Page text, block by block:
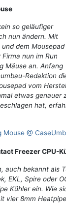
so geläufiger
nun ändern. Mit
dem Mousepad
nun im Run
Mäuse an. Anfang
Redaktion
vom
etwas genauer
hat,
Mouse @
Freezer CPU-
auch bekannt als
EKL, Spire oder
Kühler ein. Wie
vier 8mm